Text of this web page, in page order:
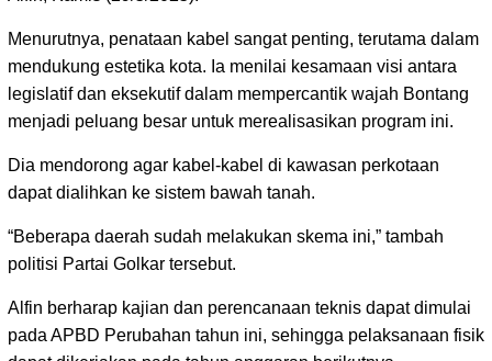
Menurutnya, penataan kabel sangat penting, terutama dalam
mendukung estetika kota. Ia menilai kesamaan visi antara
legislatif dan eksekutif dalam mempercantik wajah Bontang
menjadi peluang besar untuk merealisasikan program ini.
Dia mendorong agar kabel-kabel di kawasan perkotaan
dapat dialihkan ke sistem bawah tanah.
“Beberapa daerah sudah melakukan skema ini,” tambah
politisi Partai Golkar tersebut.
Alfin berharap kajian dan perencanaan teknis dapat dimulai
pada APBD Perubahan tahun ini, sehingga pelaksanaan fisik